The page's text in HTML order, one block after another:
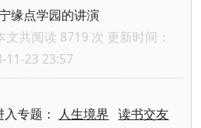
点学园的讲演
文共阅读 8719 次 更新时间：
11-23 23:57
入专题： 人生境界 读书交友